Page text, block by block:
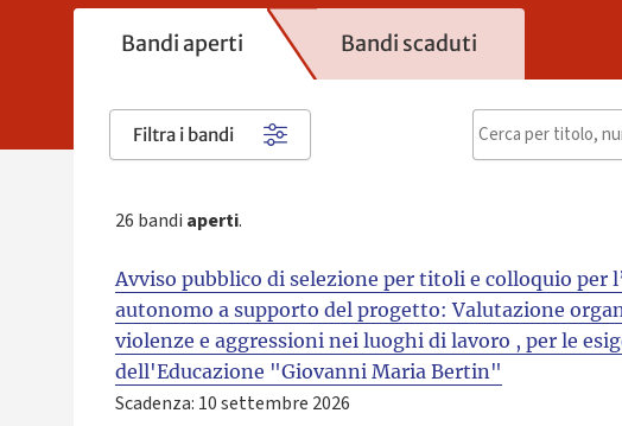
Bandi aperti Bandi scaduti
Filtra i bandi
26 bandi aperti.
Avviso pubblico di selezione per titoli e colloquio per
autonomo a supporto del progetto: Valutazione
violenze e aggressioni nei luoghi di lavoro , per le
dell'Educazione "Giovanni Maria Bertin"
Scadenza: 10 settembre 2026